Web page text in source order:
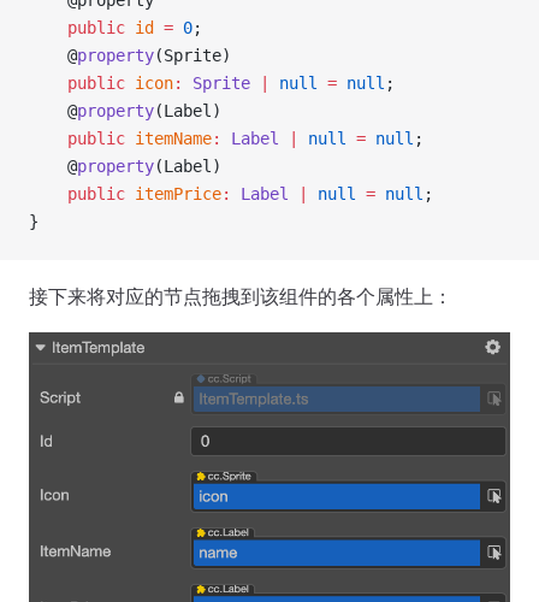
    public
id = 0;
    @
property(Sprite)
    public
icon: Sprite null = null ;
    @
property(Label)
    public
itemName: Label null = null ;
    @
property(Label)
    public
itemPrice: Label null = null ;
}
接下来将对应的节点拖拽到该组件的各个属性上：